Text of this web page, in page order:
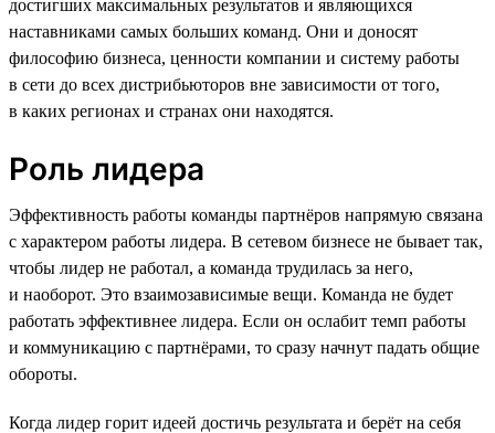
достигших максимальных результатов и являющихся
наставниками самых больших команд. Они и доносят
философию бизнеса, ценности компании и систему работы
в сети до всех дистрибьюторов вне зависимости от того,
в каких регионах и странах они находятся.
Роль лидера
Эффективность работы команды партнёров напрямую связана
с характером работы лидера. В сетевом бизнесе не бывает так,
чтобы лидер не работал, а команда трудилась за него,
и наоборот. Это взаимозависимые вещи. Команда не будет
работать эффективнее лидера. Если он ослабит темп работы
и коммуникацию с партнёрами, то сразу начнут падать общие
обороты.
Когда лидер горит идеей достичь результата и берёт на себя